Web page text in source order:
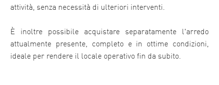
attività, senza necessità di ulteriori interventi.
È inoltre possibile acquistare separatamente l'arredo
attualmente presente, completo e in ottime condizioni,
ideale per rendere il locale operativo fin da subito.